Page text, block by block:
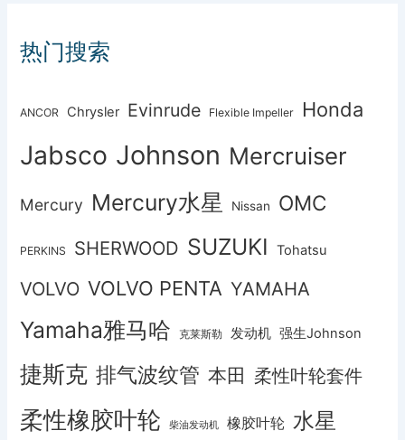
热门搜索
ANCOR Chrysler Evinrude Flexible Impeller Honda
Jabsco Johnson Mercruiser
Mercury Mercury水星 Nissan OMC
PERKINS SHERWOOD SUZUKI Tohatsu
VOLVO VOLVO PENTA YAMAHA
Yamaha雅马哈 克莱斯勒 发动机 强生Johnson
捷斯克 排气波纹管 本田 柔性叶轮套件
柔性橡胶叶轮 柴油发动机 橡胶叶轮 水星